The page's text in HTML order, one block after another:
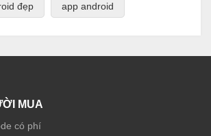
đẹp app android
MUA
có phí